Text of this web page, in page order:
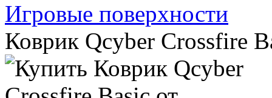
Игровые поверхности
Коврик Qcyber Crossfire